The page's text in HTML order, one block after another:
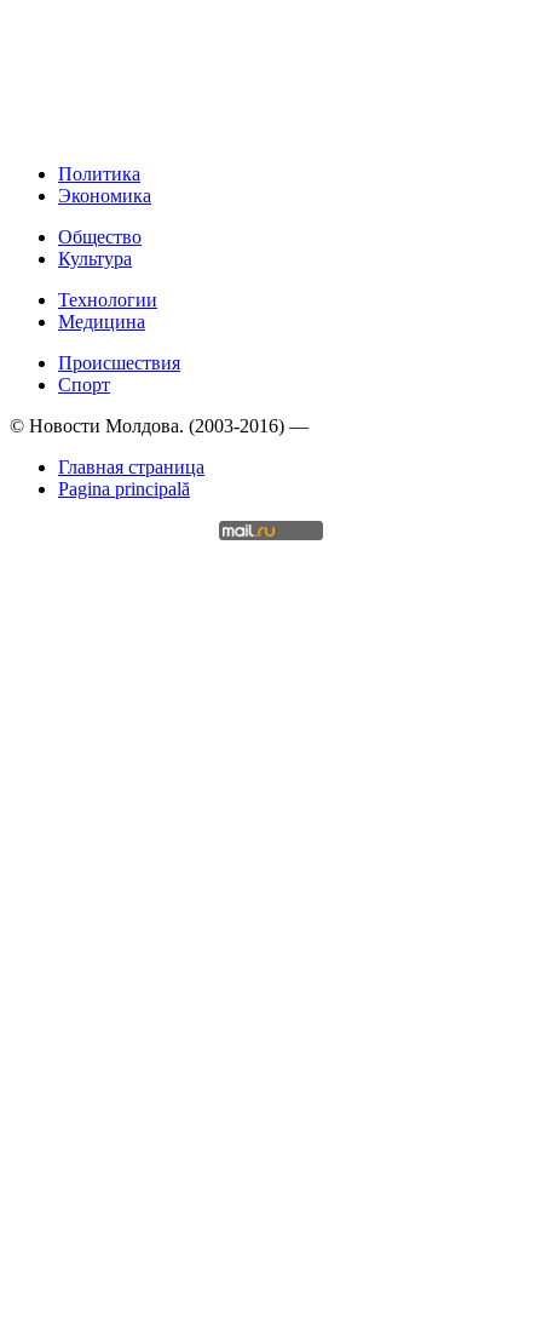
Политика
Экономика
Общество
Культура
Технологии
Медицина
Происшествия
Спорт
© Новости Молдова. (2003-2016) —
Главная страница
Pagina principală